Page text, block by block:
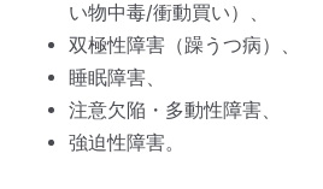
い物中毒/衝動買い）、
双極性障害（躁うつ病）、
睡眠障害、
注意欠陥・多動性障害、
強迫性障害。